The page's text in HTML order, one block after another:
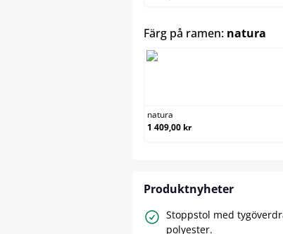
Färg på ramen: natura
natura
1 409,00 kr
Produktnyheter
Stoppstol med
polyester.